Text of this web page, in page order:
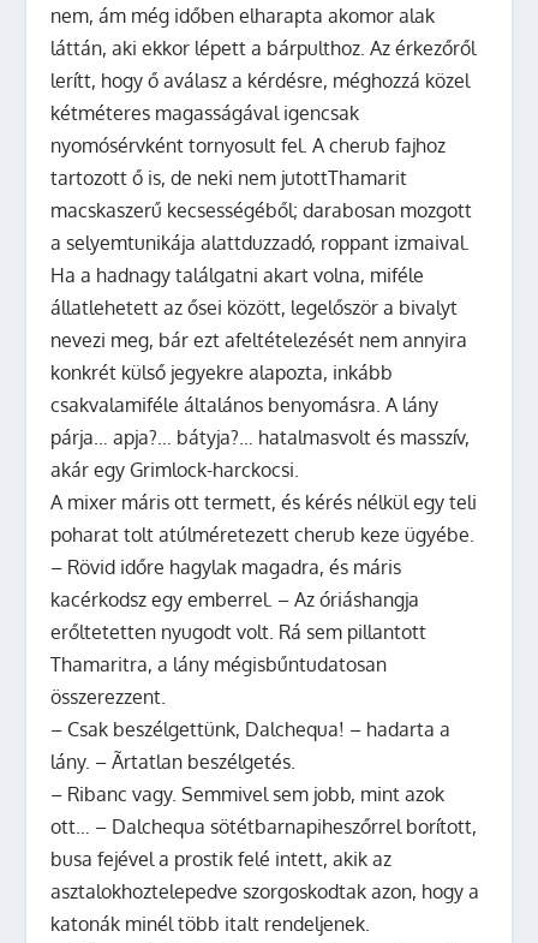
nem, ám még időben elharapta akomor alak
láttán, aki ekkor lépett a bárpulthoz. Az érkezőről
lerítt, hogy ő aválasz a kérdésre, méghozzá közel
kétméteres magasságával igencsak
nyomósérvként tornyosult fel. A cherub fajhoz
tartozott ő is, de neki nem jutottThamarit
macskaszerű kecsességéből; darabosan mozgott
a selyemtunikája alattduzzadó, roppant izmaival.
Ha a hadnagy találgatni akart volna, miféle
állatlehetett az ősei között, legelőször a bivalyt
nevezi meg, bár ezt afeltételezését nem annyira
konkrét külső jegyekre alapozta, inkább
csakvalamiféle általános benyomásra. A lány
párja… apja?… bátyja?… hatalmasvolt és masszív,
akár egy Grimlock-harckocsi.
A mixer máris ott termett, és kérés nélkül egy teli
poharat tolt atúlméretezett cherub keze ügyébe.
– Rövid időre hagylak magadra, és máris
kacérkodsz egy emberrel. – Az óriáshangja
erőltetetten nyugodt volt. Rá sem pillantott
Thamaritra, a lány mégisbűntudatosan
összerezzent.
– Csak beszélgettünk, Dalchequa! – hadarta a
lány. – Ãrtatlan beszélgetés.
– Ribanc vagy. Semmivel sem jobb, mint azok
ott… – Dalchequa sötétbarnapiheszőrrel borított,
busa fejével a prostik felé intett, akik az
asztalokhoztelepedve szorgoskodtak azon, hogy a
katonák minél több italt rendeljenek.